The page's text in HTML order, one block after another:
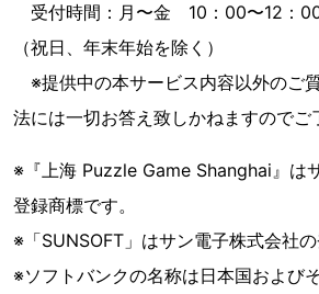
受付時間：月〜金 10：00〜12：
（祝日、年末年始を除く）
※提供中の本サービス内容以外のご
法には一切お答え致しかねますのでご
※『上海 Puzzle Game Shanghai』は
登録商標です。
※「SUNSOFT」はサン電子株式会社の
※ソフトバンクの名称は日本国および